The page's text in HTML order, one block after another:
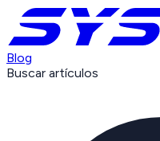
Blog
Buscar artículos